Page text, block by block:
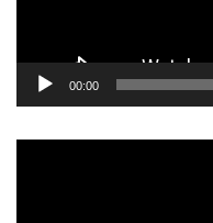
00:00